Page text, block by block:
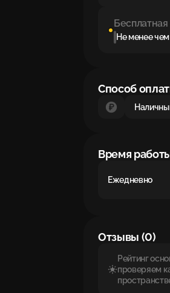
Не менее
Способ
Время
Ежедневно
Отзывы (0)
Рейтинг
проверяем